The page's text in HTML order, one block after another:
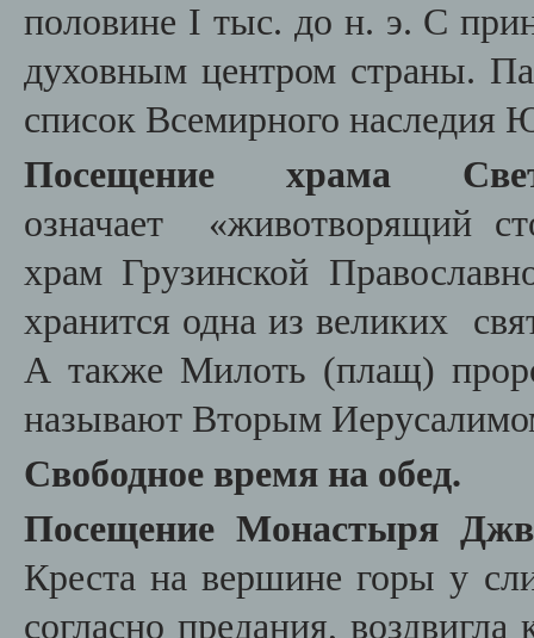
половине I тыс. до н. э. С
духовным центром страны.
список Всемирного
Посещение храма
означает
«животворящий
храм Грузинской
хранится одна из великих
А также Милоть (плащ)
называют Вторым
Свободное время на обед.
Посещение Монастыря
Креста на вершине горы у
согласно предания,